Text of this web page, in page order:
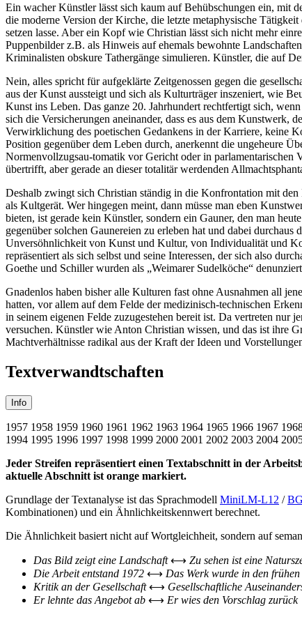
Ein wacher Künstler lässt sich kaum auf Behübschungen ein, mit
die moderne Version der Kirche, die letzte metaphysische
setzen lasse. Aber ein Kopf wie Christian lässt sich nicht mehr
Puppenbilder z.B. als Hinweis auf ehemals bewohnte
Kriminalisten obskure Tathergänge simulieren. Künstler, die auf
Nein, alles spricht für aufgeklärte Zeitgenossen gegen die
aus der Kunst aussteigt und sich als Kulturträger inszeniert, wie
Kunst ins Leben. Das ganze 20. Jahrhundert rechtfertigt sich,
sich die Versicherungen aneinander, dass es aus dem
Verwirklichung des poetischen Gedankens in der Karriere, keine
Position gegenüber dem Leben durch, anerkennt die ungeheure
Normenvollzugsau-tomatik vor Gericht oder in parlamentarischen
übertrifft, aber gerade an dieser totalitär werdenden
Deshalb zwingt sich Christian ständig in die Konfrontation mit
als Kultgerät. Wer hingegen meint, dann müsse man eben
bieten, ist gerade kein Künstler, sondern ein Gauner, den man
gegenüber solchen Gaunereien zu erleben hat und dabei
Unversöhnlichkeit von Kunst und Kultur, von Individualität und
repräsentiert als sich selbst und seine Interessen, der sich also
Goethe und Schiller wurden als „Weimarer Sudelköche“
Gnadenlos haben bisher alle Kulturen fast ohne Ausnahmen all
hatten, vor allem auf dem Felde der medizinisch-technischen
in seinem eigenen Felde zuzugestehen bereit ist. Da vertreten
versuchen. Künstler wie Anton Christian wissen, und das ist ihre
Machtverhältnisse radikal aus der Kraft der Ideen und
Textverwandtschaften
Info
1957 1958 1959 1960 1961 1962 1963 1964 1965 1966 1967
1994 1995 1996 1997 1998 1999 2000 2001 2002 2003 2004
Jeder Streifen repräsentiert einen Textabschnitt in der
aktuelle Abschnitt ist orange markiert.
Grundlage der Textanalyse ist das Sprachmodell MiniLM-L12 /
Kombinationen) und ein Ähnlichkeitskennwert berechnet.
Die Ähnlichkeit basiert nicht auf Wortgleichheit, sondern auf
Das Bild zeigt eine Landschaft⟷ Zu sehen ist eine
Die Arbeit entstand 1972 ⟷ Das Werk wurde in den
Kritik an der Gesellschaft⟷ Gesellschaftliche
Er lehnte das Angebot ab ⟷ Er wies den Vorschlag zurück